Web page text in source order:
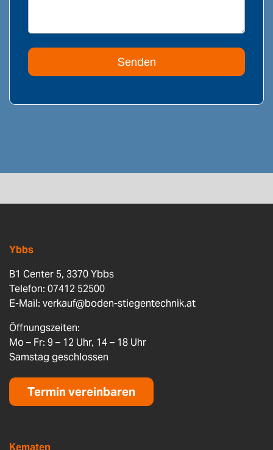
Ybbs
B1 Center 5, 3370 Ybbs
Telefon: 07412 52500
E-Mail: verkauf@boden-stiegentechnik.at
Öffnungszeiten:
Mo – Fr: 9 – 12 Uhr, 14 – 18 Uhr
Samstag geschlossen
Termin vereinbaren
Kematen